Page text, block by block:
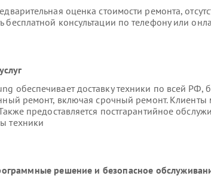
оценка стоимости ремонта,
бесплатной консультации по телефону или
обеспечивает доставку техники по всей РФ,
ремонт, включая срочный ремонт. Клиенты
предоставляется постгарантийное
техники
решение и безопасное